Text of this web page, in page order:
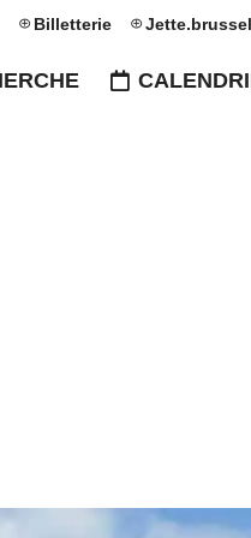
Billetterie